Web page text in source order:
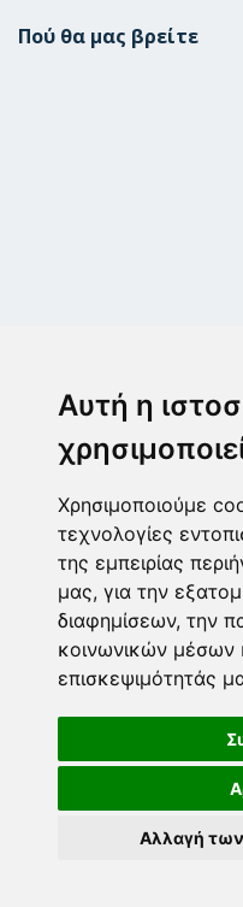
Αυτή η
Χρησιμοποιούμε
τεχνολογίες
της εμπειρίας
μας, για την
διαφημίσεων, την
κοινωνικών μέσων
επισκεψιμότητάς
Αλλαγή
Πού θα μας βρείτε
2102843411
6932215191
info@paulis.gr
Ωράριο καταστήματος
Ασφαλές περιβάλλον πληρωμών
Τρόποι πληρωμής